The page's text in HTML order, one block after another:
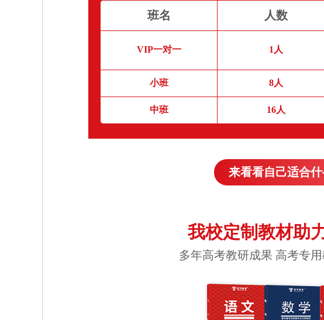
班名 人数
VIP一对一 1人
小班 8人
中班 16人
来看看自己适合
我校定制教材助
多年高考教研成果 高考专